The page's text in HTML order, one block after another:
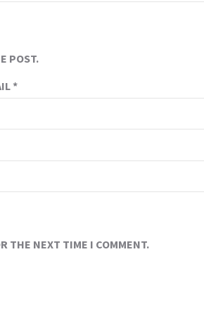
POST.
*
THE NEXT TIME I COMMENT.